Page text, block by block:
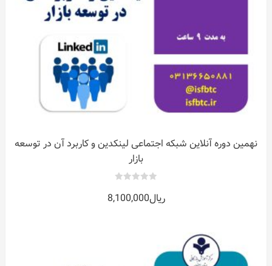
نهمین دوره آنلاین شبکه اجتماعی لینکدین و کاربرد آن در توسعه
بازار
out
of
ریال8,100,000